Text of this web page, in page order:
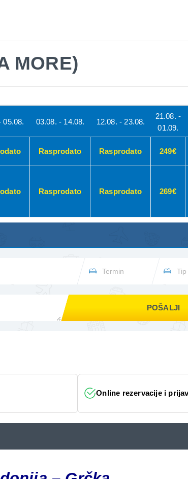
MORE)
05.08. 03.08. - 14.08. 12.08. - 23.08.
21.08. -
01.09.
Rasprodato Rasprodato 249€
Rasprodato Rasprodato 269€
POŠALJI
Online rezervacije i